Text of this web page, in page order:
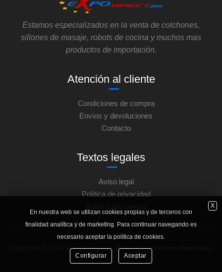
Estamos especializados en la venta de colchones,
sillones de masaje, robots de cocina y muchos mas
productos de importación.
Atención al cliente
Condiciones de compra
Envíos y devoluciones
Contacto
Textos legales
Aviso legal
Política de privacidad
Copyright © 2020 expodirect.es - Todos los derechos reservados
X
En nuestra web se utilizan cookies propias y de terceros con
finalidad analítica y de marketing. Para continuar navegando es
necesario aceptar la política de cookies.
Configurar Aceptar